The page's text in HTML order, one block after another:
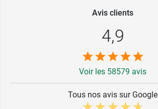
Avis clients
4,9
Voir les 58579 avis
Tous nos avis sur Google